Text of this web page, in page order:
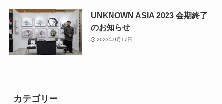
UNKNOWN ASIA 2023 会期終了
のお知らせ
2023年9月17日
カテゴリー